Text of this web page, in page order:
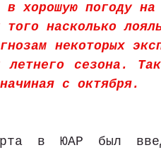
в хорошую погоду
того насколько
некоторых
летнего сезона.
с октября.
в ЮАР был